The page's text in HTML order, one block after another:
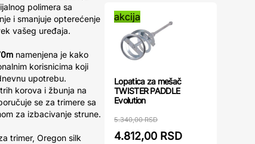
polimera sa
i smanjuje opterećenje
vašeg uređaja.
namenjena je kako
korisnicima koji
upotrebu.
korova i žbunja na
se za trimere sa
za izbacivanje strune.
trimer, Oregon silk
akcija
Lopatica za mešač
TWISTER PADDLE
Evolution
5.340,00 RSD
4.812,00 RSD